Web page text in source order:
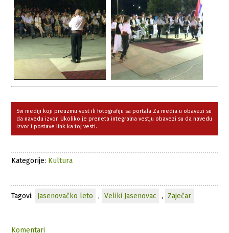
Svi mediji koji preuzmu vest ili fotografiju sa portala Za media u obavezi su
da navedu izvor. Ukoliko je preneta integralna vest,u obavezi su da navedu
izvor i postave link ka toj vesti.
Kategorije: Kultura
Tagovi: Jasenovačko leto , Veliki Jasenovac , Zaječar
Komentari